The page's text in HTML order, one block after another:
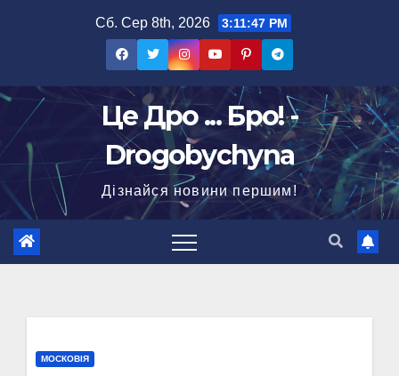
Сб. Сер 8th, 2026 3:11:48 PM
Це Дро ... Бро! -
Drogobychyna
Дізнайся новини першим!
МОСКОВІЯ